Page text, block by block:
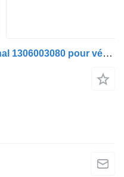
Embout de biellette Fiat Original 1306003080 pour véhicule utilitaire Citroen PEUGEOU